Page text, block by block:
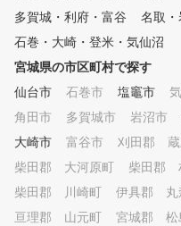
多賀城・利府・富谷
名取
石巻・大崎・登米・気仙沼
宮城県の市区町村で探す
仙台市
石巻市 塩竈市
角田市
多賀城市 岩沼市
大崎市
富谷市 刈田郡 蔵
柴田郡 大河原町
柴田郡
柴田郡 川崎町
伊具郡 丸
亘理郡 山元町
宮城郡 松